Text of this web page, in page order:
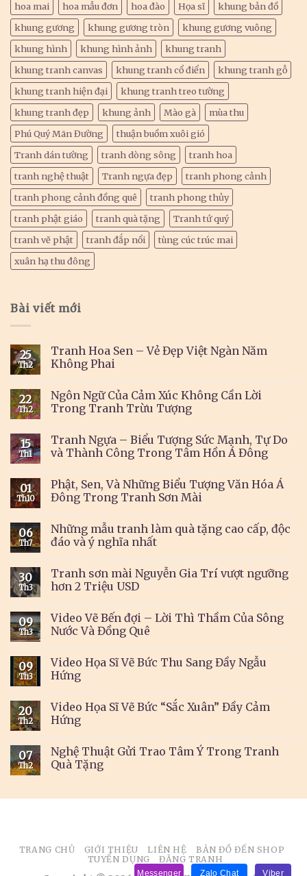
hoa mai
hoa mẫu đơn hoa đào Họa sĩ
khung bản đồ
khung gương
khung gương tròn
khung gương vuông
khung hình
khung hình ảnh
khung tranh
khung tranh canvas
khung tranh cổ điển
khung tranh gỗ
khung tranh hiện đại
khung tranh treo tường
khung tranh đẹp
khung ảnh Mào gà
mùa thu
Phú Quý Mãn Đường
thuận buồm xuôi gió
Tranh dán tường
tranh dòng sông
tranh hoa
tranh nghệ thuật
Tranh ngựa đẹp
tranh phong cảnh
tranh phong cảnh đồng quê
tranh phong thủy
tranh phật giáo
tranh quà tặng
Tranh tứ quý
tranh vẽ phật
tranh đắp nổi
tùng cúc trúc mai
xuân hạ thu đông
Bài viết mới
25
Th2
Tranh Hoa Sen – Vẻ Đẹp Việt Ngàn Năm
Không Phai
22
Th2
Ngôn Ngữ Của Cảm Xúc Không Cần Lời
Trong Tranh Trừu Tượng
15
Th1
Tranh Ngựa – Biểu Tượng Sức Mạnh, Tự Do
và Thành Công Trong Tâm Hồn Á Đông
01
Th10
Phật, Sen, Và Những Biểu Tượng Văn Hóa Á
Đông Trong Tranh Sơn Mài
06
Th7
Những mẫu tranh làm quà tặng cao cấp, độc
đáo và ý nghĩa nhất
30
Th3
Tranh sơn mài Nguyễn Gia Trí vượt ngưỡng
hơn 2 Triệu USD
09
Th3
Video Vẽ Bến đợi – Lời Thì Thầm Của Sông
Nước Và Đồng Quê
09
Th3
Video Họa Sĩ Vẽ Bức Thu Sang Đầy Ngẫu
Hứng
20
Th2
Video Họa Sĩ Vẽ Bức “Sắc Xuân” Đầy Cảm
Hứng
07
Th2
Nghệ Thuật Gửi Trao Tâm Ý Trong Tranh
Quà Tặng
TRANG CHỦ GIỚI THIỆU LIÊN HỆ
BẢN ĐỒ ĐẾN SHOP
TUYỂN DỤNG
ĐĂNG TRANH
Viber
Zalo Chat
Messenger